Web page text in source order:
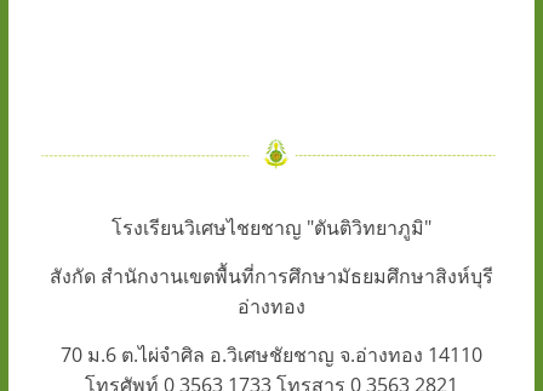
โรงเรียนวิเศษไชยชาญ "ตันติวิทยาภูมิ"
สังกัด สำนักงานเขตพื้นที่การศึกษามัธยมศึกษาสิงห์บุรี
อ่างทอง
70 ม.6 ต.ไผ่จำศิล อ.วิเศษชัยชาญ จ.อ่างทอง 14110
โทรศัพท์ 0 3563 1733 โทรสาร 0 3563 2821